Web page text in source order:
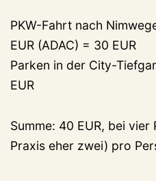
PKW-Fahrt nach
EUR (ADAC) = 30 EUR
Parken in der City-
EUR
Summe: 40 EUR, bei vier
Praxis eher zwei) pro